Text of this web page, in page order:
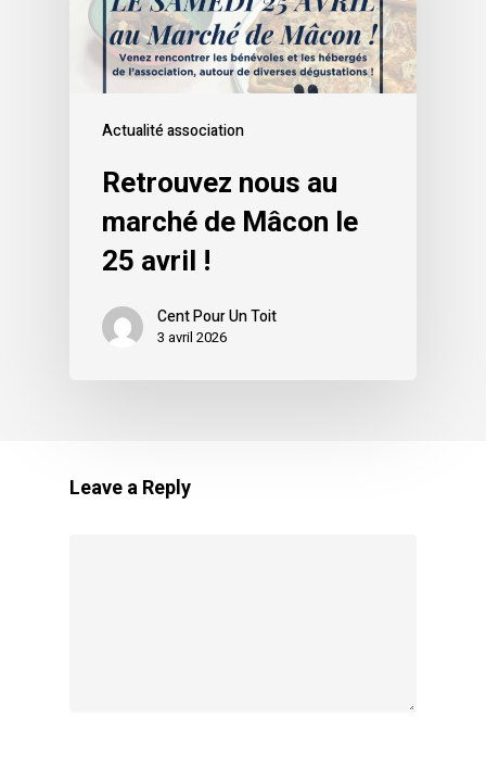
Actualité association
Retrouvez nous au
marché de Mâcon le
25 avril !
Cent Pour Un Toit
3 avril 2026
Leave a Reply